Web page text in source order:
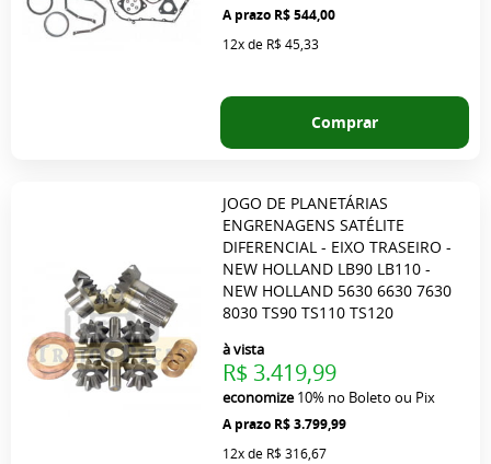
R$ 544,00
12xde R$ 45,33
Comprar
JOGO DE PLANETÁRIAS
ENGRENAGENS SATÉLITE
DIFERENCIAL - EIXO TRASEIRO -
NEW HOLLAND LB90 LB110 -
NEW HOLLAND 5630 6630 7630
8030 TS90 TS110 TS120
R$ 3.799,99
à vista
R$ 3.419,99
economize10% no Boleto ou Pix
12xde R$ 316,67